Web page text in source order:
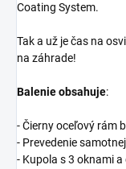
Coating System.
Tak a už je čas na
na záhrade!
Balenie obsahuje:
- Čierny oceľový rám
- Prevedenie
- Kupola s 3 oknami